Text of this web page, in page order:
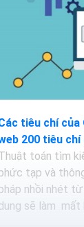
tiêu chí
200 tiêu chí
toán tìm
tạp và
nhồi nhét
sẽ làm mất